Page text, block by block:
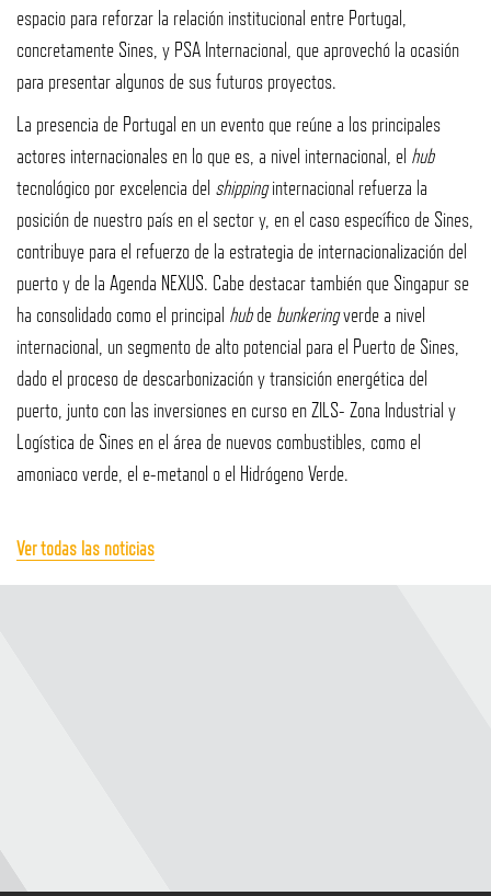
espacio para reforzar la relación institucional entre Portugal,
concretamente Sines, y PSA Internacional, que aprovechó la ocasión
para presentar algunos de sus futuros proyectos.
La presencia de Portugal en un evento que reúne a los principales
actores internacionales en lo que es, a nivel internacional, el hub
tecnológico por excelencia del shippinginternacional refuerza la
posición de nuestro país en el sector y, en el caso específico de Sines,
contribuye para el refuerzo de la estrategia de internacionalización del
puerto y de la Agenda NEXUS. Cabe destacar también que Singapur se
ha consolidado como el principal hubde bunkeringverde a nivel
internacional, un segmento de alto potencial para el Puerto de Sines,
dado el proceso de descarbonización y transición energética del
puerto, junto con las inversiones en curso en ZILS- Zona Industrial y
Logística de Sines en el área de nuevos combustibles, como el
amoniaco verde, el e-metanol o el Hidrógeno Verde.
Ver todas las noticias